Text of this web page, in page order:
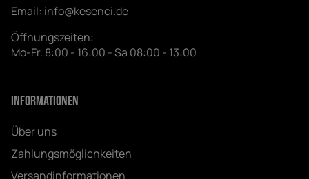
Email: info@kesenci.de
Öffnungszeiten:
Mo-Fr. 8:00 - 16:00 - Sa 08:00 - 13:00
Informationen
Über uns
Zahlungsmöglichkeiten
Versandinformationen